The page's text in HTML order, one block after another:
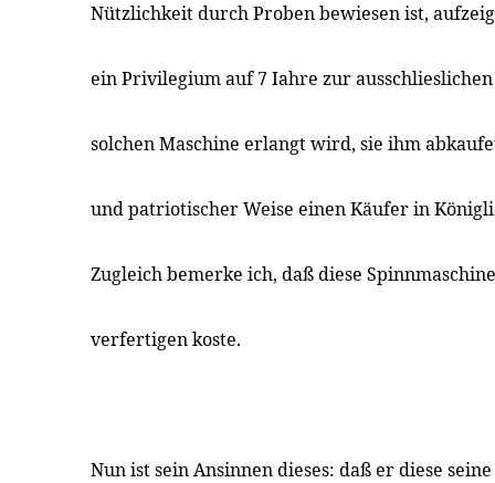
Nützlichkeit durch Proben bewiesen ist,
ein Privilegium auf 7 Iahre zur
solchen Maschine erlangt wird, sie ihm
und patriotischer Weise einen Käufer in
Zugleich bemerke ich, daß diese
verfertigen koste.
Nun ist sein Ansinnen dieses: daß er diese